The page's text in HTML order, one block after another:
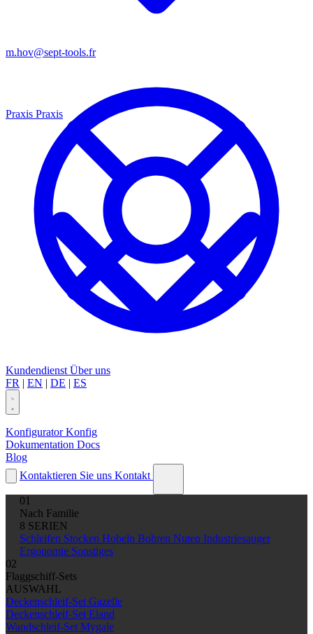
m.hov@sept-tools.fr
Kundendienst Über uns
FR | EN | DE | ES
Praxis Praxis
Konfigurator Konfig
Dokumentation Docs
Blog
Kontaktieren Sie uns Kontakt
01
Nach Familie
8 SERIEN
Schleifen Stocken Hobeln Bohren Nuten Industriesauger
Ergonomie Sonstiges
02
Flaggschiff-Sets
AUSWAHL
Deckenschleif-Set Gazelle
Deckenschleif-Set Eland
Wandschleif-Set Mygale